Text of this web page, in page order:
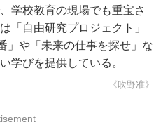
学校教育の現場でも重宝さ
「自由研究プロジェクト」
」や「未来の仕事を探せ」な
学びを提供している。
《吹野准》